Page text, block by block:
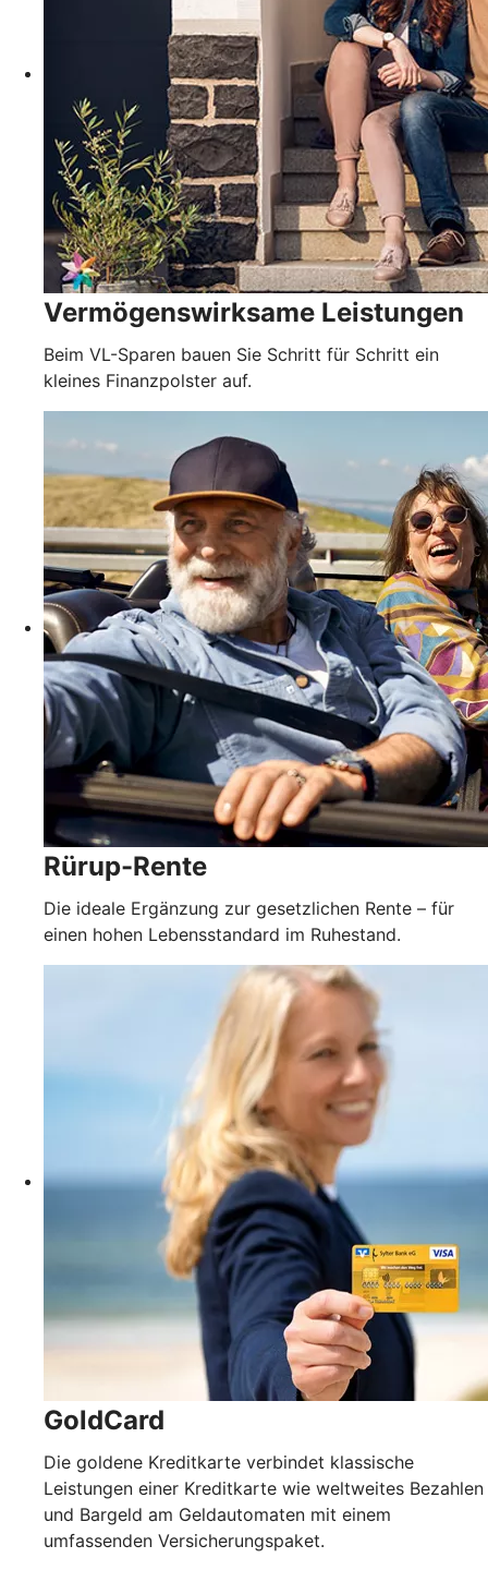
Vermögenswirksame Leistungen
Beim VL-Sparen bauen Sie Schritt für Schritt ein
kleines Finanzpolster auf.
Rürup-Rente
Die ideale Ergänzung zur gesetzlichen Rente – für
einen hohen Lebensstandard im Ruhestand.
GoldCard
Die goldene Kreditkarte verbindet klassische
Leistungen einer Kreditkarte wie weltweites Bezahlen
und Bargeld am Geldautomaten mit einem
umfassenden Versicherungspaket.